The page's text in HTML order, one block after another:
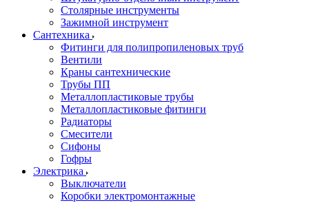
Cтолярные инструменты
Зажимной инструмент
Сантехника
Фитинги для полипропиленовых труб
Вентили
Краны сантехнические
Трубы ПП
Металлопластиковые трубы
Металлопластиковые фитинги
Радиаторы
Смесители
Сифоны
Гофры
Электрика
Выключатели
Коробки электромонтажные